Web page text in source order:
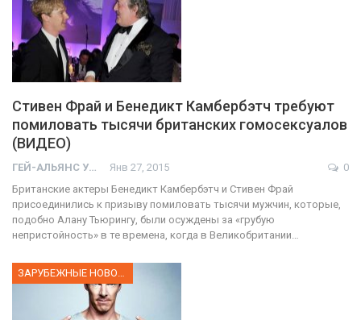
Стивен Фрай и Бенедикт Камбербэтч требуют
помиловать тысячи британских гомосексуалов
(ВИДЕО)
ГЕЙ-АЛЬЯНС УКРАИНА Янв 27, 2015
0
Британские актеры Бенедикт Камбербэтч и Стивен Фрай
присоединились к призыву помиловать тысячи мужчин, которые,
подобно Алану Тьюрингу, были осуждены за «грубую
непристойность» в те времена, когда в Великобритании…